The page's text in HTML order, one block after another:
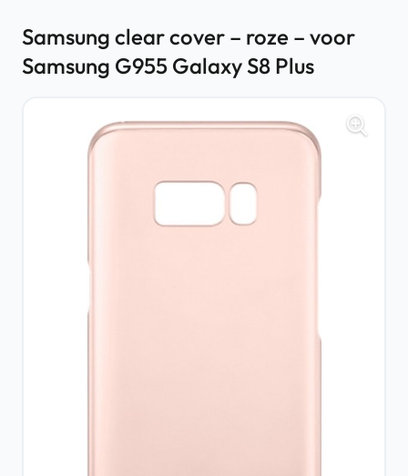
Samsung clear cover – roze – voor
Samsung G955 Galaxy S8 Plus